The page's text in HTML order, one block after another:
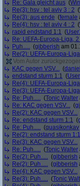
Re: Gala gleicht aus (
Re(3): hsv : tel aviv 3 : 2 (
Re(3): aus ende (female
Re(4): hsv : tel aviv 4 : 2 (
rapid endstand 1:1 (
Re: UEFA-Europa-Liga,
Puh..... (gibberish am
Re(2): UEFA-Europa-
Vom Autor
KAC gegen VSV... (
endstand sturm 1:1 (
Re(4): UEFA-Europa-
Re(3): UEFA-Europa-
Re: Puh..... (Tonic Walter
Re: KAC gegen VSV... (
Re(2): KAC gegen VSV...
Re: endstand sturm 1:1 (
Re: Puh..... (quasikonkav
Re(2): endstand sturm 1:1
Re(3): KAC gegen VSV...
Re: Puh..... (Tonic Walter
Re(2): Puh..... (gibberish
Re(2): Puh..... (gibberish
Re(4): KAC gegen VSV...
Re(3): Puh..... (Tonic